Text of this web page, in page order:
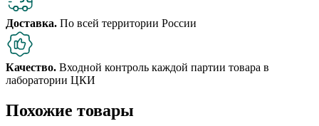
Доставка. По всей территории России
Качество. Входной контроль каждой партии товара в
лаборатории ЦКИ
Похожие товары